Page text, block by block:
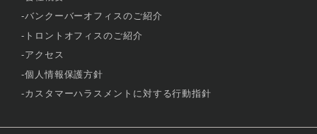
バンクーバーオフィスのご紹介
トロントオフィスのご紹介
アクセス
個人情報保護方針
カスタマーハラスメントに対する行動指針